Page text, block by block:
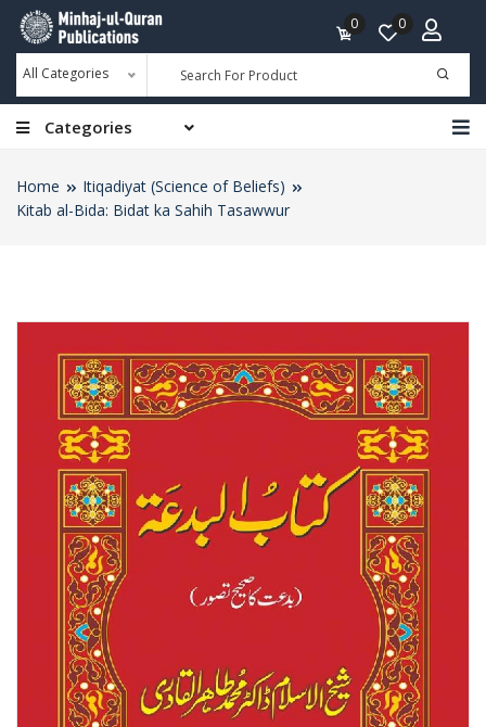
All Categories
0 0
Categories
Home
Itiqadiyat (Science of Beliefs)
Kitab al-Bida: Bidat ka Sahih Tasawwur